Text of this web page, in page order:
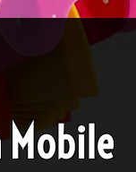
Mobile